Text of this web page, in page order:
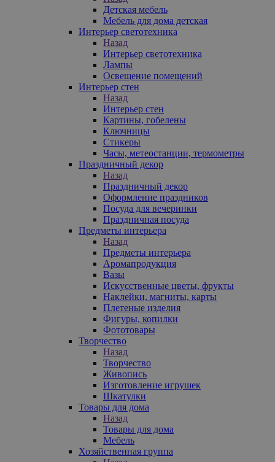
Детская мебель
Мебель для дома детская
Интерьер светотехника
Назад
Интерьер светотехника
Лампы
Освещение помещений
Интерьер стен
Назад
Интерьер стен
Картины, гобелены
Ключницы
Стикеры
Часы, метеостанции, термометры
Праздничный декор
Назад
Праздничный декор
Оформление праздников
Посуда для вечеринки
Праздничная посуда
Предметы интерьера
Назад
Предметы интерьера
Аромапродукция
Вазы
Искусственные цветы, фрукты
Наклейки, магниты, карты
Плетеные изделия
Фигуры, копилки
Фототовары
Творчество
Назад
Творчество
Живопись
Изготовление игрушек
Шкатулки
Товары для дома
Назад
Товары для дома
Мебель
Хозяйственная группа